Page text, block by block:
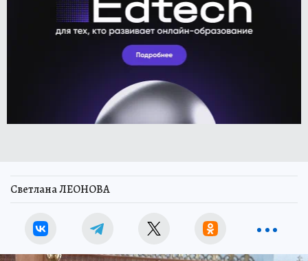
Светлана ЛЕОНОВА